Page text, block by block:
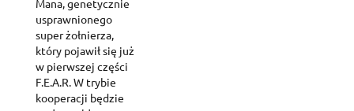
usprawnionego
super żołnierza,
który pojawił się już
w pierwszej części
F.E.A.R. W trybie
kooperacji będzie